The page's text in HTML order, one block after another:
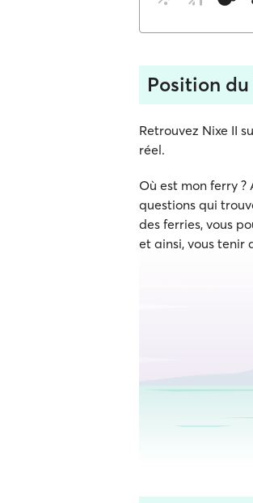
Position du
Retrouvez Nixe II
réel.
Où est mon ferry
questions qui
des ferries, vous
et ainsi, vous tenir